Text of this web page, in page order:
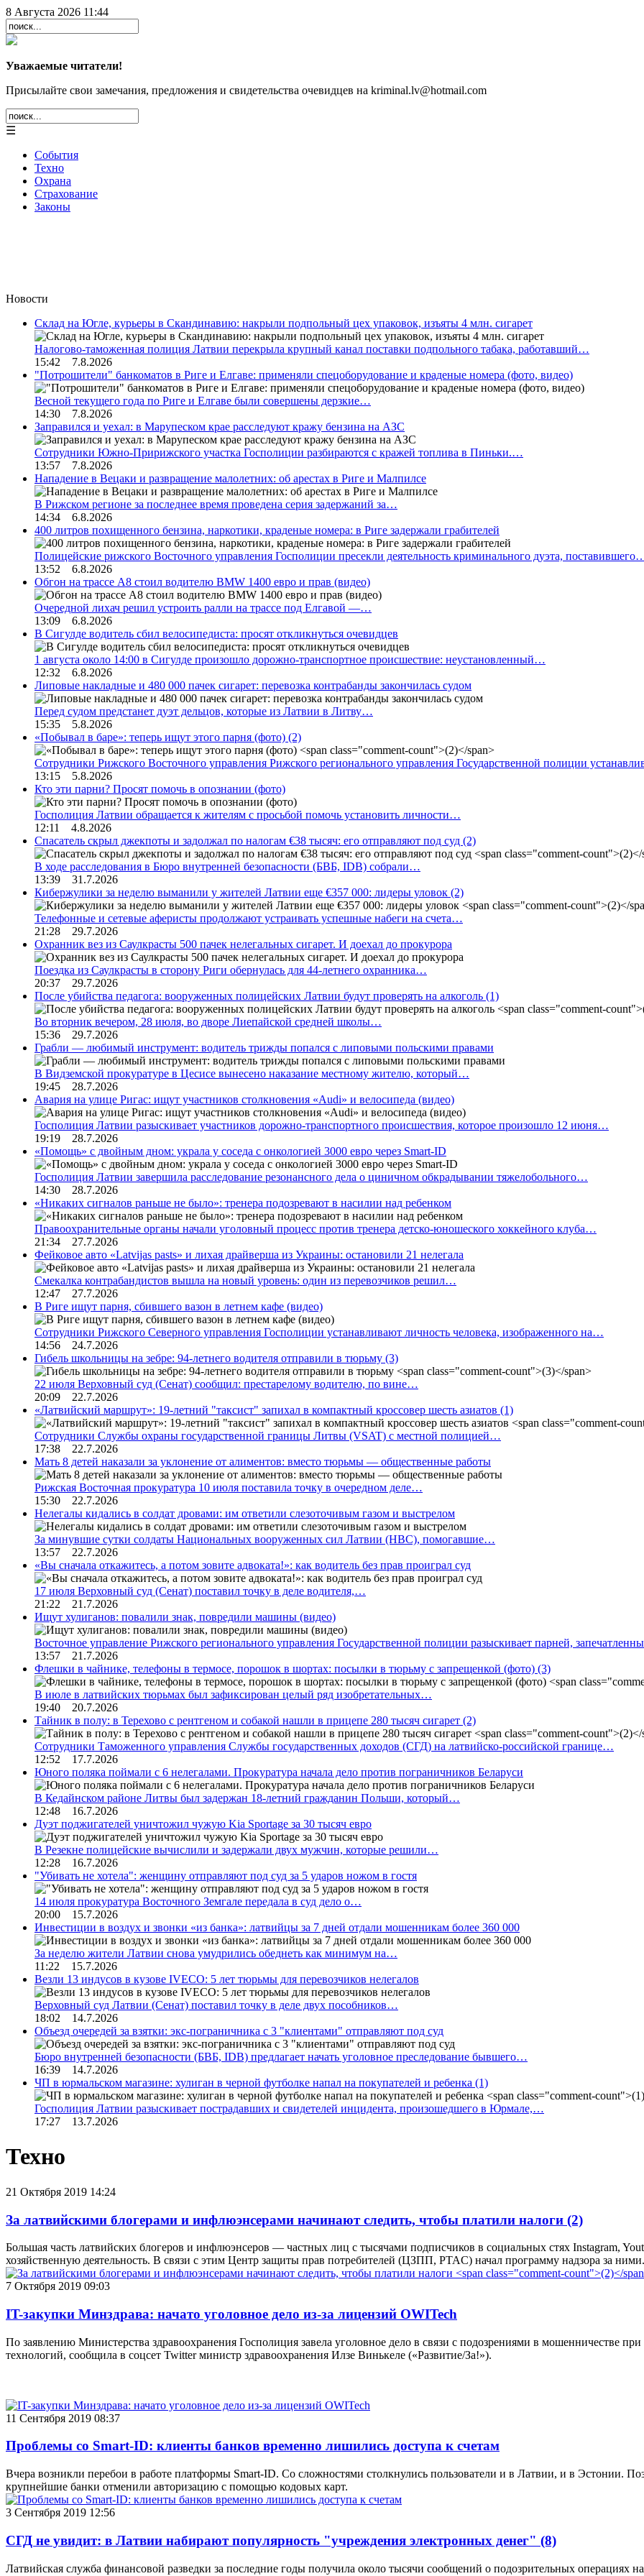
8 Августа 2026 11:44
Уважаемые читатели!
Присылайте свои замечания, предложения и свидетельства очевидцев на kriminal.lv@hotmail.com
☰
События
Техно
Охрана
Страхование
Законы
Новости
Склад на Югле, курьеры в Скандинавию: накрыли подпольный цех упаковок, изъяты 4 млн. сигарет
Налогово-таможенная полиция Латвии перекрыла крупный канал поставки подпольного табака, работавший…
15:42 7.8.2026
"Потрошители" банкоматов в Риге и Елгаве: применяли спецоборудование и краденые номера (фото, видео)
Весной текущего года по Риге и Елгаве были совершены дерзкие…
14:30 7.8.2026
Заправился и уехал: в Марупеском крае расследуют кражу бензина на АЗС
Сотрудники Южно-Пририжского участка Госполиции разбираются с кражей топлива в Пиньки.…
13:57 7.8.2026
Нападение в Вецаки и развращение малолетних: об арестах в Риге и Малпилсе
В Рижском регионе за последнее время проведена серия задержаний за…
14:34 6.8.2026
400 литров похищенного бензина, наркотики, краденые номера: в Риге задержали грабителей
Полицейские рижского Восточного управления Госполиции пресекли деятельность криминального дуэта,
13:52 6.8.2026
Обгон на трассе А8 стоил водителю BMW 1400 евро и прав (видео)
Очередной лихач решил устроить ралли на трассе под Елгавой —…
13:09 6.8.2026
В Сигулде водитель сбил велосипедиста: просят откликнуться очевидцев
1 августа около 14:00 в Сигулде произошло дорожно-транспортное происшествие: неустановленный…
12:32 6.8.2026
Липовые накладные и 480 000 пачек сигарет: перевозка контрабанды закончилась судом
Перед судом предстанет дуэт дельцов, которые из Латвии в Литву…
15:35 5.8.2026
«Побывал в баре»: теперь ищут этого парня (фото) (2)
Сотрудники Рижского Восточного управления Рижского регионального управления Государственной полиции
13:15 5.8.2026
Кто эти парни? Просят помочь в опознании (фото)
Госполиция Латвии обращается к жителям с просьбой помочь установить личности…
12:11 4.8.2026
Спасатель скрыл джекпоты и задолжал по налогам €38 тысяч: его отправляют под суд (2)
В ходе расследования в Бюро внутренней безопасности (БВБ, IDB) собрали…
13:39 31.7.2026
Кибержулики за неделю выманили у жителей Латвии еще €357 000: лидеры уловок (2)
Телефонные и сетевые аферисты продолжают устраивать успешные набеги на счета…
21:28 29.7.2026
Охранник вез из Саулкрасты 500 пачек нелегальных сигарет. И доехал до прокурора
Поездка из Саулкрасты в сторону Риги обернулась для 44-летнего охранника…
20:37 29.7.2026
После убийства педагога: вооруженных полицейских Латвии будут проверять на алкоголь (1)
Во вторник вечером, 28 июля, во дворе Лиепайской средней школы…
15:36 29.7.2026
Грабли — любимый инструмент: водитель трижды попался с липовыми польскими правами
В Видземской прокуратуре в Цесисе вынесено наказание местному жителю, который…
19:45 28.7.2026
Авария на улице Ригас: ищут участников столкновения «Audi» и велосипеда (видео)
Госполиция Латвии разыскивает участников дорожно-транспортного происшествия, которое произошло 12 июня…
19:19 28.7.2026
«Помощь» с двойным дном: украла у соседа с онкологией 3000 евро через Smart-ID
Госполиция Латвии завершила расследование резонансного дела о циничном обкрадывании тяжелобольного…
14:30 28.7.2026
«Никаких сигналов раньше не было»: тренера подозревают в насилии над ребенком
Правоохранительные органы начали уголовный процесс против тренера детско-юношеского хоккейного клуба…
21:34 27.7.2026
Фейковое авто «Latvijas pasts» и лихая драйверша из Украины: остановили 21 нелегала
Смекалка контрабандистов вышла на новый уровень: один из перевозчиков решил…
12:47 27.7.2026
В Риге ищут парня, сбившего вазон в летнем кафе (видео)
Сотрудники Рижского Северного управления Госполиции устанавливают личность человека, изображенного на…
14:56 24.7.2026
Гибель школьницы на зебре: 94-летнего водителя отправили в тюрьму (3)
22 июля Верховный суд (Сенат) сообщил: престарелому водителю, по вине…
20:09 22.7.2026
«Латвийский маршрут»: 19-летний "таксист" запихал в компактный кроссовер шесть азиатов (1)
Сотрудники Службы охраны государственной границы Литвы (VSAT) с местной полицией…
17:38 22.7.2026
Мать 8 детей наказали за уклонение от алиментов: вместо тюрьмы — общественные работы
Рижская Восточная прокуратура 10 июля поставила точку в очередном деле…
15:30 22.7.2026
Нелегалы кидались в солдат дровами: им ответили слезоточивым газом и выстрелом
За минувшие сутки солдаты Национальных вооруженных сил Латвии (НВС), помогавшие…
13:57 22.7.2026
«Вы сначала откажитесь, а потом зовите адвоката!»: как водитель без прав проиграл суд
17 июля Верховный суд (Сенат) поставил точку в деле водителя,…
21:22 21.7.2026
Ищут хулиганов: повалили знак, повредили машины (видео)
Восточное управление Рижского регионального управления Государственной полиции разыскивает парней,
13:57 21.7.2026
Флешки в чайнике, телефоны в термосе, порошок в шортах: посылки в тюрьму с запрещенкой (фото) (3)
В июле в латвийских тюрьмах был зафиксирован целый ряд изобретательных…
19:40 20.7.2026
Тайник в полу: в Терехово с рентгеном и собакой нашли в прицепе 280 тысяч сигарет (2)
Сотрудники Таможенного управления Службы государственных доходов (СГД) на латвийско-российской границе…
12:52 17.7.2026
Юного поляка поймали с 6 нелегалами. Прокуратура начала дело против пограничников Беларуси
В Кедайнском районе Литвы был задержан 18-летний гражданин Польши, который…
12:48 16.7.2026
Дуэт поджигателей уничтожил чужую Kia Sportage за 30 тысяч евро
В Резекне полицейские вычислили и задержали двух мужчин, которые решили…
12:28 16.7.2026
"Убивать не хотела": женщину отправляют под суд за 5 ударов ножом в гостя
14 июля прокуратура Восточного Земгале передала в суд дело о…
20:00 15.7.2026
Инвестиции в воздух и звонки «из банка»: латвийцы за 7 дней отдали мошенникам более 360 000
За неделю жители Латвии снова умудрились обеднеть как минимум на…
11:22 15.7.2026
Везли 13 индусов в кузове IVECO: 5 лет тюрьмы для перевозчиков нелегалов
Верховный суд Латвии (Сенат) поставил точку в деле двух пособников…
18:02 14.7.2026
Объезд очередей за взятки: экс-пограничника с 3 "клиентами" отправляют под суд
Бюро внутренней безопасности (БВБ, IDB) предлагает начать уголовное преследование бывшего…
16:39 14.7.2026
ЧП в юрмальском магазине: хулиган в черной футболке напал на покупателей и ребенка (1)
Госполиция Латвии разыскивает пострадавших и свидетелей инцидента, произошедшего в Юрмале,…
17:27 13.7.2026
Техно
21 Октября 2019 14:24
За латвийскими блогерами и инфлюэнсерами начинают следить, чтобы платили налоги (2)
Большая часть латвийских блогеров и инфлюэнсеров — частных лиц с тысячами подписчиков в социальных стях Instagram,
хозяйственную деятельность. В связи с этим Центр защиты прав потребителей (ЦЗПП, PTAC) начал программу надзора за ними.
7 Октября 2019 09:03
IT-закупки Минздрава: начато уголовное дело из-за лицензий OWITech
По заявлению Министерства здравоохранения Госполиция завела уголовное дело в связи с подозрениями в мошенничестве
технологий, сообщила в соцсет Twitter министр здравоохранения Илзе Винькеле («Развитие/За!»).
11 Сентября 2019 08:37
Проблемы со Smart-ID: клиенты банков временно лишились доступа к счетам
Вчера возникли перебои в работе платформы Smart-ID. Со сложностями столкнулись пользователи и в Латвии, и в Эстонии.
крупнейшие банки отменили авторизацию с помощью кодовых карт.
3 Сентября 2019 12:56
СГД не увидит: в Латвии набирают популярность "учреждения электронных денег" (8)
Латвийская служба финансовой разведки за последние годы получила около тысячи сообщений о подозрительных операциях